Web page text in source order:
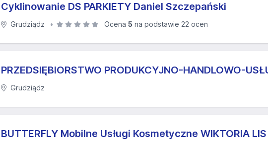
Cyklinowanie DS PARKIETY Daniel Szczepański
Grudziądz Ocena5 na podstawie 22 ocen
PRZEDSIĘBIORSTWO PRODUKCYJNO-HANDLOWO-
Grudziądz
BUTTERFLY Mobilne Usługi Kosmetyczne WIKTORIA LIS